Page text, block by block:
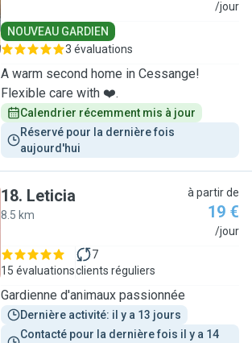
/jour
NOUVEAU GARDIEN
3 évaluations
A warm second home in Cessange!
Flexible care with ❤️.
Calendrier récemment mis à jour
Réservé pour la dernière fois
aujourd'hui
18. Leticia
8.5 km
à partir de
19 €
/jour
15 évaluations
7
clients réguliers
Gardienne d'animaux passionnée
Dernière activité: il y a 13 jours
Contacté pour la dernière fois il y a 14